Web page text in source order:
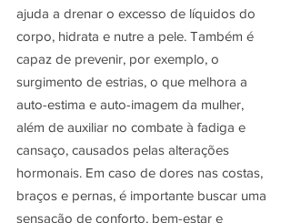
ajuda a drenar o excesso de líquidos do
corpo, hidrata e nutre a pele. Também é
capaz de prevenir, por exemplo, o
surgimento de estrias, o que melhora a
auto-estima e auto-imagem da mulher,
além de auxiliar no combate à fadiga e
cansaço, causados pelas alterações
hormonais. Em caso de dores nas costas,
braços e pernas, é importante buscar uma
sensação de conforto, bem-estar e